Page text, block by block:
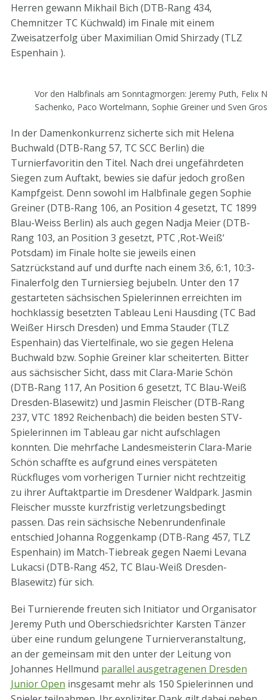
Herren gewann Mikhail Bich (DTB-Rang 434,
Chemnitzer TC Küchwald) im Finale mit einem
Zweisatzerfolg über Maximilian Omid Shirzady (TLZ
Espenhain ).
Vor den Halbfinals am Sonntagmorgen: Jeremy Puth, Felix
Sachenko, Paco Wortelmann, Sophie Greiner und Sven
In der Damenkonkurrenz sicherte sich mit Helena
Buchwald (DTB-Rang 57, TC SCC Berlin) die
Turnierfavoritin den Titel. Nach drei ungefährdeten
Siegen zum Auftakt, bewies sie dafür jedoch großen
Kampfgeist. Denn sowohl im Halbfinale gegen Sophie
Greiner (DTB-Rang 106, an Position 4 gesetzt, TC 1899
Blau-Weiss Berlin) als auch gegen Nadja Meier (DTB-
Rang 103, an Position 3 gesetzt, PTC ‚Rot-Weiß‘
Potsdam) im Finale holte sie jeweils einen
Satzrückstand auf und durfte nach einem 3:6, 6:1, 10:3-
Finalerfolg den Turniersieg bejubeln. Unter den 17
gestarteten sächsischen Spielerinnen erreichten im
hochklassig besetzten Tableau Leni Hausding (TC Bad
Weißer Hirsch Dresden) und Emma Stauder (TLZ
Espenhain) das Viertelfinale, wo sie gegen Helena
Buchwald bzw. Sophie Greiner klar scheiterten. Bitter
aus sächsischer Sicht, dass mit Clara-Marie Schön
(DTB-Rang 117, An Position 6 gesetzt, TC Blau-Weiß
Dresden-Blasewitz) und Jasmin Fleischer (DTB-Rang
237, VTC 1892 Reichenbach) die beiden besten STV-
Spielerinnen im Tableau gar nicht aufschlagen
konnten. Die mehrfache Landesmeisterin Clara-Marie
Schön schaffte es aufgrund eines verspäteten
Rückfluges vom vorherigen Turnier nicht rechtzeitig
zu ihrer Auftaktpartie im Dresdener Waldpark. Jasmin
Fleischer musste kurzfristig verletzungsbedingt
passen. Das rein sächsische Nebenrundenfinale
entschied Johanna Roggenkamp (DTB-Rang 457, TLZ
Espenhain) im Match-Tiebreak gegen Naemi Levana
Lukacsi (DTB-Rang 452, TC Blau-Weiß Dresden-
Blasewitz) für sich.
Bei Turnierende freuten sich Initiator und Organisator
Jeremy Puth und Oberschiedsrichter Karsten Tänzer
über eine rundum gelungene Turnierveranstaltung,
an der gemeinsam mit den unter der Leitung von
Johannes Hellmund parallel ausgetragenen Dresden
Junior Open insgesamt mehr als 150 Spielerinnen und